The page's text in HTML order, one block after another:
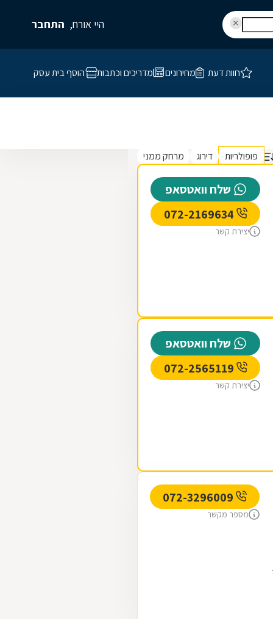
היי אורח, התחבר
חוות דעת מחירונים מדריכים וכתבות הוסף בית עסק
פופולריות דירוג מרחק ממני
שלח וואטסאפ
יצירת קשר
שלח וואטסאפ
יצירת קשר
מספר מקשר